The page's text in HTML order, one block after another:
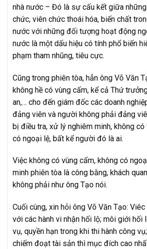
nhà nước – Đó là sự cấu kết giữa
chức, viên chức thoái hóa, biến chất
nước với những đối tượng hoạt động
nước là một dấu hiệu có tính phổ biến
phạm tham nhũng, tiêu cực.
Cũng trong phiên tòa, hẳn ông Võ Văn
không hề có vùng cấm, kể cả Thứ
an,… cho đến giám đốc các doanh
đảng viên và người không phải đảng
bị điều tra, xử lý nghiêm minh, không có
có ngoại lệ, bất kể người đó là ai.
Việc không có vùng cấm, không có
minh phiên tòa là công bằng, khách
không phải như ông Tạo nói.
Cuối cùng, xin hỏi ông Võ Văn Tạo:
với các hành vi nhận hối lộ; môi giới hối
vụ, quyền hạn trong khi thi hành công
chiếm đoạt tài sản thì mục đích cao